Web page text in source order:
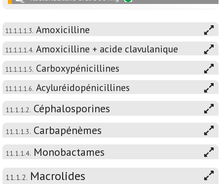
11.1.1.1.3. Amoxicilline
11.1.1.1.4. Amoxicilline + acide clavulanique
11.1.1.1.5. Carboxypénicillines
11.1.1.1.6. Acyluréidopénicillines
11.1.1.2. Céphalosporines
11.1.1.3. Carbapénèmes
11.1.1.4. Monobactames
11.1.2. Macrolides